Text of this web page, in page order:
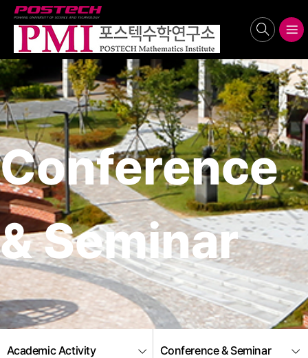
Conference
& Seminar
Academic Activity Conference & Seminar